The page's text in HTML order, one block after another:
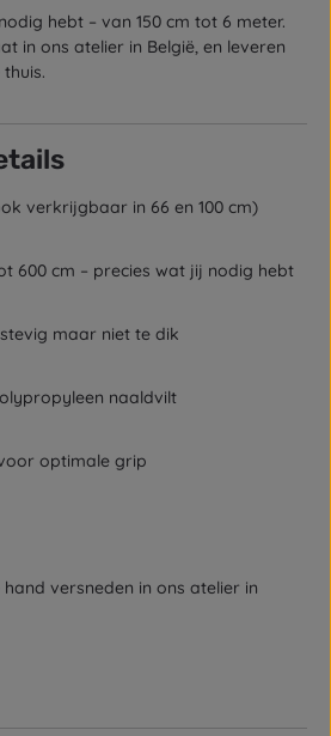
hebt – van 150 cm tot 6 meter.
in ons atelier in België, en leveren
verkrijgbaar in 66 en 100 cm)
600 cm – precies wat jij nodig hebt
maar niet te dik
naaldvilt
optimale grip
versneden in ons atelier in